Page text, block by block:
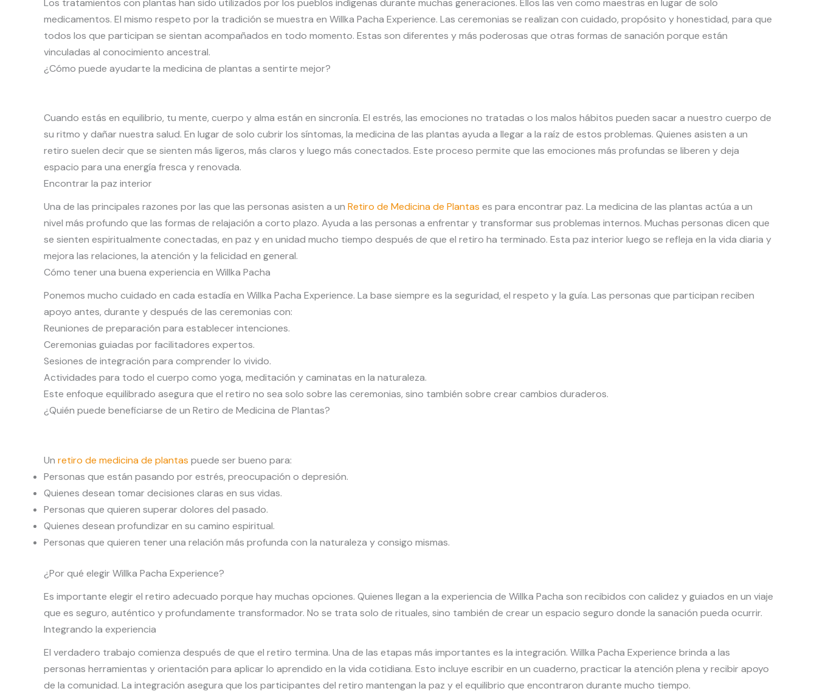
Los tratamientos con plantas han sido utilizados por los pueblos indígenas durante muchas generaciones. Ellos las ven como maestras en lugar de solo
medicamentos. El mismo respeto por la tradición se muestra en Willka Pacha Experience. Las ceremonias se realizan con cuidado, propósito y honestidad, para que
todos los que participan se sientan acompañados en todo momento. Estas son diferentes y más poderosas que otras formas de sanación porque están
vinculadas al conocimiento ancestral.
¿Cómo puede ayudarte la medicina de plantas a sentirte mejor?
Cuando estás en equilibrio, tu mente, cuerpo y alma están en sincronía. El estrés, las emociones no tratadas o los malos hábitos pueden sacar a nuestro cuerpo de
su ritmo y dañar nuestra salud. En lugar de solo cubrir los síntomas, la medicina de las plantas ayuda a llegar a la raíz de estos problemas. Quienes asisten a un
retiro suelen decir que se sienten más ligeros, más claros y luego más conectados. Este proceso permite que las emociones más profundas se liberen y deja
espacio para una energía fresca y renovada.
Encontrar la paz interior
Una de las principales razones por las que las personas asisten a un Retiro de Medicina de Plantas es para encontrar paz. La medicina de las plantas actúa a un
nivel más profundo que las formas de relajación a corto plazo. Ayuda a las personas a enfrentar y transformar sus problemas internos. Muchas personas dicen que
se sienten espiritualmente conectadas, en paz y en unidad mucho tiempo después de que el retiro ha terminado. Esta paz interior luego se refleja en la vida diaria y
mejora las relaciones, la atención y la felicidad en general.
Cómo tener una buena experiencia en Willka Pacha
Ponemos mucho cuidado en cada estadía en Willka Pacha Experience. La base siempre es la seguridad, el respeto y la guía. Las personas que participan reciben
apoyo antes, durante y después de las ceremonias con:
Reuniones de preparación para establecer intenciones.
Ceremonias guiadas por facilitadores expertos.
Sesiones de integración para comprender lo vivido.
Actividades para todo el cuerpo como yoga, meditación y caminatas en la naturaleza.
Este enfoque equilibrado asegura que el retiro no sea solo sobre las ceremonias, sino también sobre crear cambios duraderos.
¿Quién puede beneficiarse de un Retiro de Medicina de Plantas?
Un retiro de medicina de plantas puede ser bueno para:
Personas que están pasando por estrés, preocupación o depresión.
Quienes desean tomar decisiones claras en sus vidas.
Personas que quieren superar dolores del pasado.
Quienes desean profundizar en su camino espiritual.
Personas que quieren tener una relación más profunda con la naturaleza y consigo mismas.
¿Por qué elegir Willka Pacha Experience?
Es importante elegir el retiro adecuado porque hay muchas opciones. Quienes llegan a la experiencia de Willka Pacha son recibidos con calidez y guiados en un viaje
que es seguro, auténtico y profundamente transformador. No se trata solo de rituales, sino también de crear un espacio seguro donde la sanación pueda ocurrir.
Integrando la experiencia
El verdadero trabajo comienza después de que el retiro termina. Una de las etapas más importantes es la integración. Willka Pacha Experience brinda a las
personas herramientas y orientación para aplicar lo aprendido en la vida cotidiana. Esto incluye escribir en un cuaderno, practicar la atención plena y recibir apoyo
de la comunidad. La integración asegura que los participantes del retiro mantengan la paz y el equilibrio que encontraron durante mucho tiempo.